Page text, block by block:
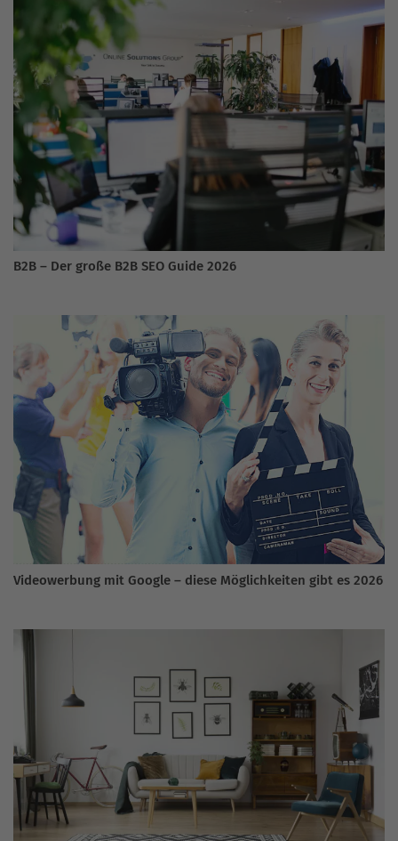
B2B – Der große B2B SEO Guide 2026
Videowerbung mit Google – diese Möglichkeiten gibt es 2026